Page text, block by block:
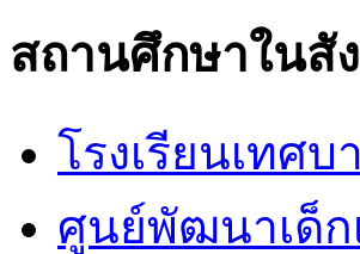
สถานศึกษาในสั
โรงเรียนเทศ
ศูนย์พัฒนาเด็ก